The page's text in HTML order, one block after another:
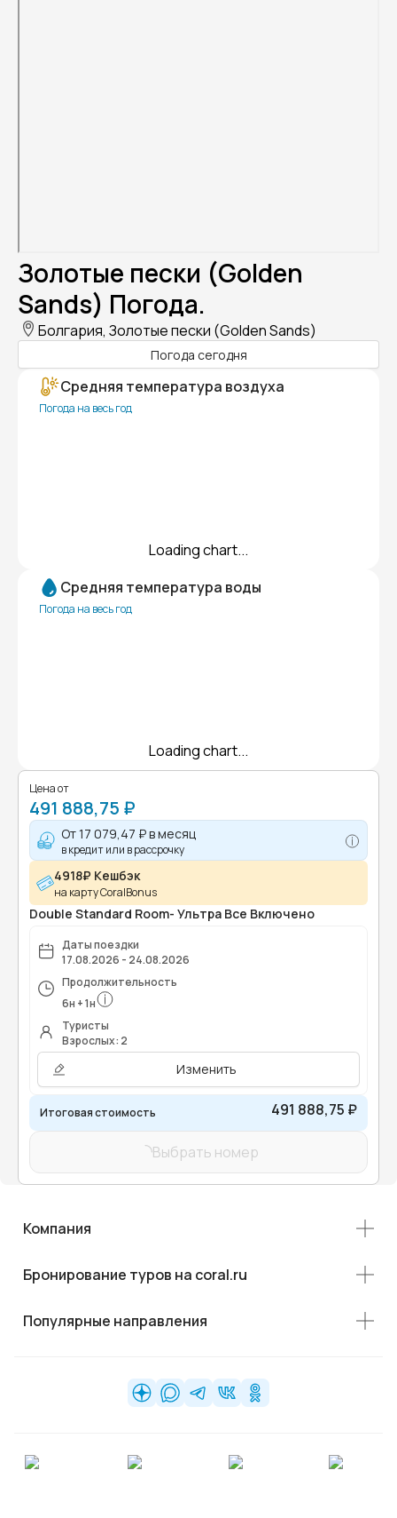
Золотые пески (Golden
Sands) Погода.
Болгария, Золотые пески (Golden Sands)
Погода сегодня
Средняя температура воздуха
Погода на весь год
Loading chart...
Средняя температура воды
Погода на весь год
Loading chart...
Цена от
491 888,75 ₽
От17 079,47 ₽в месяц
в кредит или в рассрочку
4918₽ Кешбэк
на карту CoralBonus
Double Standard Room- Ультра Все Включено
Даты поездки
17.08.2026 - 24.08.2026
Продолжительность
6н +1н
Туристы
Взрослых: 2
Изменить
Итоговая стоимость 491 888,75 ₽
Выбрать номер
Компания
Бронирование туров на coral.ru
Популярные направления